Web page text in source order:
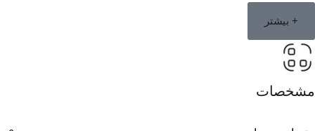
+ بیشتر
مشخصات